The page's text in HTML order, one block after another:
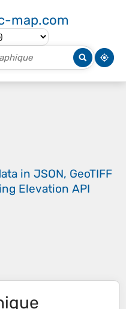
map.com
in JSON, GeoTIFF
Elevation API